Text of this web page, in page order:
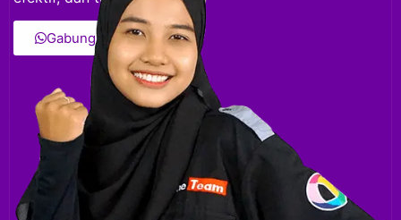
Gabung Sekarang